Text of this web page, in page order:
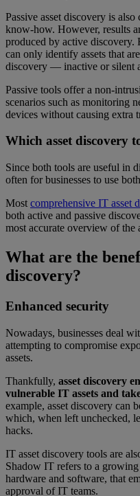
Passive asset discovery is
know-how. However, results
produced by active discovery.
can only identify assets that
discovery — inactive or silent
Passive tools offer a non-
scenarios such as monitoring
devices without causing extra
Which asset discovery
Since both tools are useful in
often for businesses to use
Most comprehensive IT asset
both active and passive
most accurate overview of the
What are the
discovery?
Enhanced security
Nowadays, businesses deal
attempting to compromise
assets.
Thankfully, asset discovery
vulnerable IT assets and
example, asset discovery can
which, when left unchecked,
hacks.
IT asset discovery tools are
Shadow IT refers to a
hardware and software, that
approval of IT teams.